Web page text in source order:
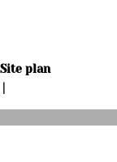
Site plan